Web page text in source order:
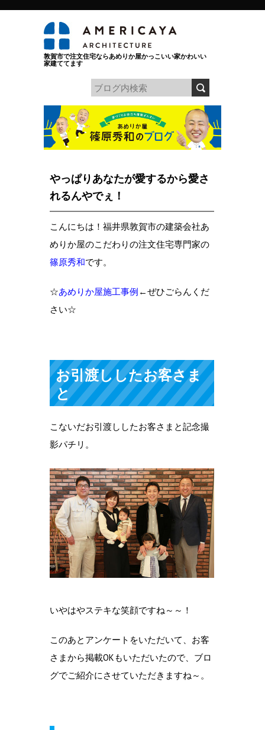
敦賀市で注文住宅ならあめりか屋かっこいい家かわいい
家建ててます
やっぱりあなたが愛するから愛さ
れるんやでぇ！
こんにちは！福井県敦賀市の建築会社あ
めりか屋のこだわりの注文住宅専門家の
篠原秀和です。
☆あめりか屋施工事例 ←ぜひごらんくだ
さい☆
お引渡ししたお客さま
と
こないだお引渡ししたお客さまと記念撮
影パチリ。
いやはやステキな笑顔ですね～～！
このあとアンケートをいただいて、お客
さまから掲載OKもいただいたので、ブロ
グでご紹介にさせていただきますね～。